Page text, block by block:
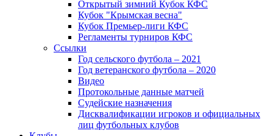
Открытый зимний Кубок КФС
Кубок "Крымская весна"
Кубок Премьер-лиги КФС
Регламенты турниров КФС
Ссылки
Год сельского футбола – 2021
Год ветеранского футбола – 2020
Видео
Протокольные данные матчей
Судейские назначения
Дисквалификации игроков и официальных
лиц футбольных клубов